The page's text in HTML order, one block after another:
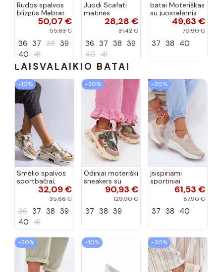
Rudos spalvos
blizgūs Mebrat
bateliai50,07 €
55,63 €
36 37 38 39
40 41
Juodi Scafati
matinės
apdailos bateliai
28,28 €
31,42 €
36 37 38 39
40 41
batai Moteriškas
su juostelėmis
su lako efektu
bordo spalvos
49,63 €
70,90 €
37 38 40
LAISVALAIKIO BATAI
−10%
Smėlio spalvos
sportbačiai,
dekoruoti Valdez
cirkonio virvele
32,09 €
35,66 €
36 37 38 39
40 41
−30%
Odiniai moteriški
sneakers su
platforma D&A
CR61-3133
90,93 €
129,90 €
37 38 39
−30%
Įsispiriami
sportiniai
bateliai Kobbo
102425 smėlio
61,53 €
87,90 €
37 38 40
−30% −10% −30%